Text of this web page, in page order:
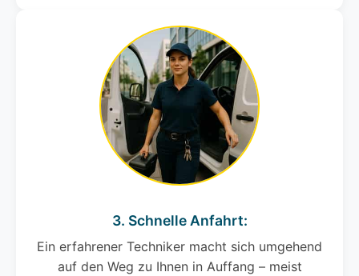
3. Schnelle Anfahrt:
Ein erfahrener Techniker macht sich umgehend
auf den Weg zu Ihnen in Auffang – meist